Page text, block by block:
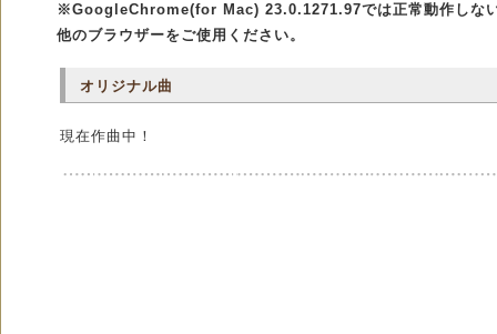
※GoogleChrome(for Mac) 23.0.1271.97では正常動作しな
他のブラウザーをご使用ください。
オリジナル曲
現在作曲中！